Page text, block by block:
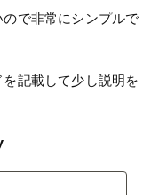
で非常にシンプルで
記載して少し説明を